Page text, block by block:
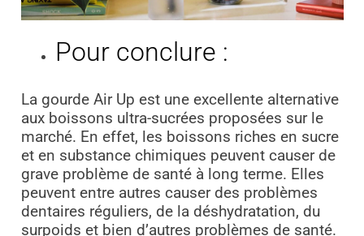
Pour conclure :
La gourde Air Up est une excellente alternative
aux boissons ultra-sucrées proposées sur le
marché. En effet, les boissons riches en sucre
et en substance chimiques peuvent causer de
grave problème de santé à long terme. Elles
peuvent entre autres causer des problèmes
dentaires réguliers, de la déshydratation, du
surpoids et bien d’autres problèmes de santé.